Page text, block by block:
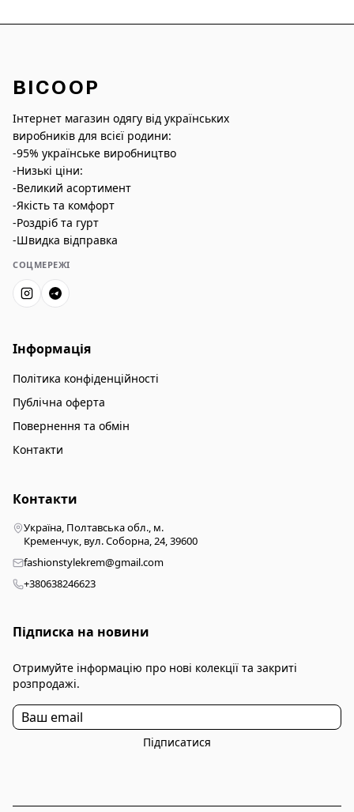
BICOOP
Інтернет магазин одягу від українських
виробників для всієї родини:
-95% українське виробництво
-Низькі ціни:
-Великий асортимент
-Якість та комфорт
-Роздріб та гурт
-Швидка відправка
СОЦМЕРЕЖІ
Інформація
Політика конфіденційності
Публічна оферта
Повернення та обмін
Контакти
Контакти
Україна, Полтавська обл., м.
Кременчук, вул. Соборна, 24, 39600
fashionstylekrem@gmail.com
+380638246623
Підписка на новини
Отримуйте інформацію про нові колекції та закриті
розпродажі.
Підписатися